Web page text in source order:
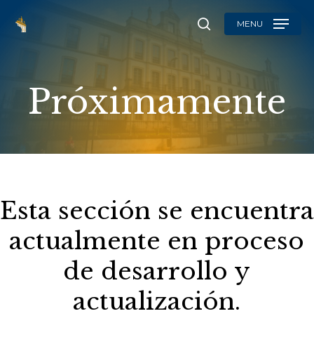
searchMENU
Próximamente
Esta sección se encuentra
actualmente en proceso
de desarrollo y
actualización.